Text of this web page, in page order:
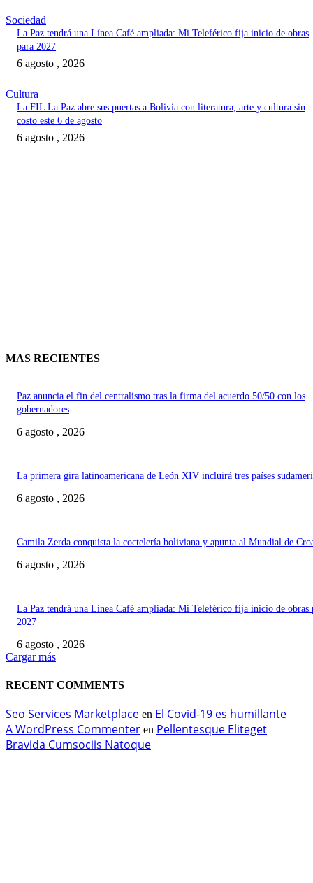
Sociedad
La Paz tendrá una Línea Café ampliada: Mi Teleférico fija inicio de obras
para 2027
6 agosto , 2026
Cultura
La FIL La Paz abre sus puertas a Bolivia con literatura, arte y cultura sin
costo este 6 de agosto
6 agosto , 2026
MAS RECIENTES
Paz anuncia el fin del centralismo tras la firma del acuerdo 50/50 con los
gobernadores
6 agosto , 2026
La primera gira latinoamericana de León XIV incluirá tres países
6 agosto , 2026
Camila Zerda conquista la coctelería boliviana y apunta al Mundial de
6 agosto , 2026
La Paz tendrá una Línea Café ampliada: Mi Teleférico fija inicio de obras
2027
6 agosto , 2026
Cargar más
RECENT COMMENTS
Seo Services Marketplace en El Covid-19 es humillante
A WordPress Commenter en Pellentesque Eliteget
Bravida Cumsociis Natoque